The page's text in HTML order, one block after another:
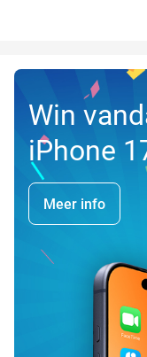
Win
iPhone
Meer info